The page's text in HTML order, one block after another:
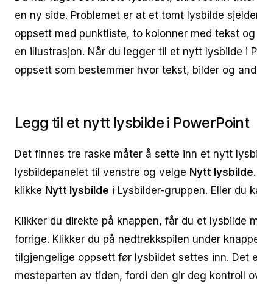
en ny side. Problemet er at et tomt lysbilde
oppsett med punktliste, to kolonner med tekst
en illustrasjon. Når du legger til et nytt lysbilde i
oppsett som bestemmer hvor tekst, bilder og
Legg til et nytt lysbilde i PowerPoint
Det finnes tre raske måter å sette inn et nytt
lysbildepanelet til venstre og velge Nytt lysbilde
klikke Nytt lysbilde i Lysbilder-gruppen. Eller du
Klikker du direkte på knappen, får du et lysbilde
forrige. Klikker du på nedtrekkspilen under
tilgjengelige oppsett før lysbildet settes inn. Det
mesteparten av tiden, fordi den gir deg kontroll